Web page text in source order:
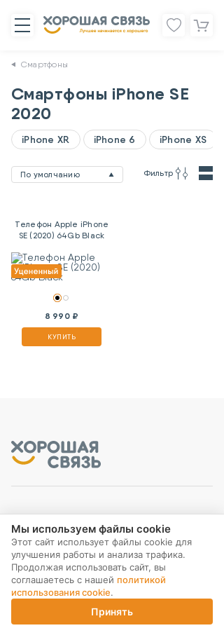
Смартфоны
Смартфоны iPhone SE
2020
iPhone XR iPhone 6 iPhone XS
По умолчанию Фильтр
Телефон Apple iPhone
SE (2020) 64Gb Black
8 990 ₽
КУПИТЬ
Корзина
ПОДПИСКА НА РАССЫЛКУ
Мы используем файлы cookie
Этот сайт использует файлы cookie для
улучшения работы и анализа трафика.
Продолжая использовать сайт, вы
соглашаетесь с нашей политикой
использования cookie.
Принять